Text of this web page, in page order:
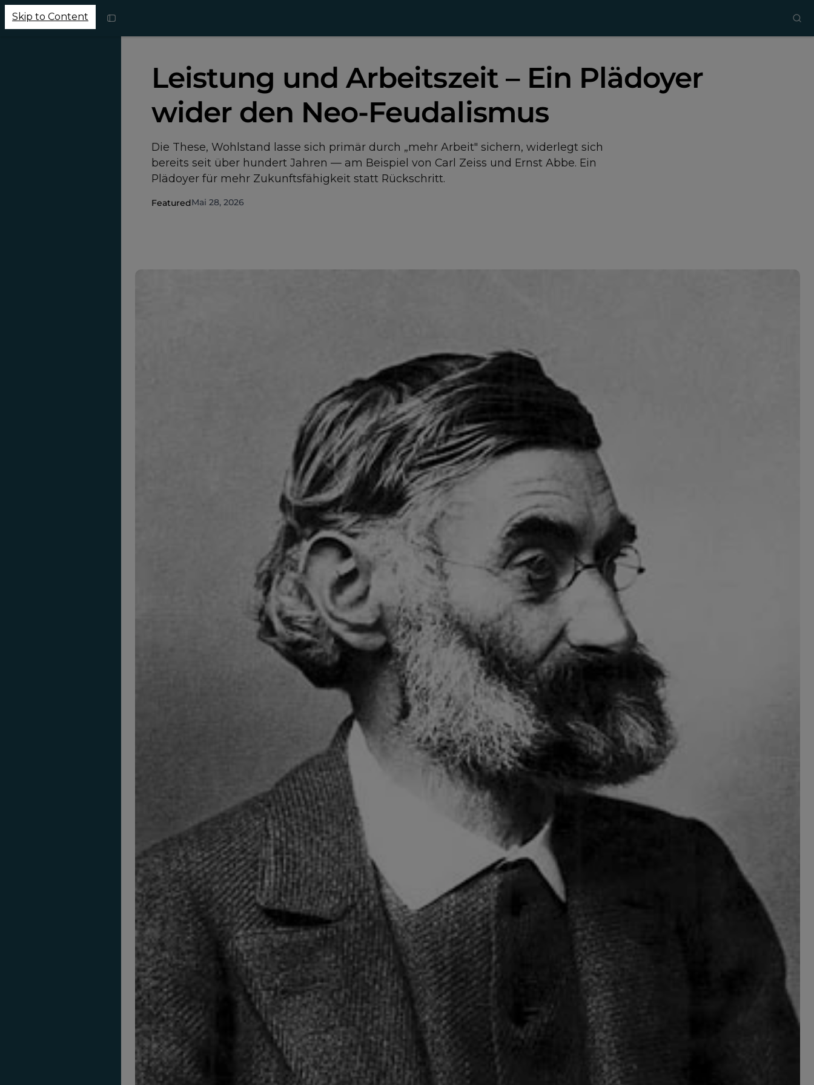
Skip to Content
Leistung und Arbeitszeit – Ein Plädoyer
wider den Neo-Feudalismus
Die These, Wohlstand lasse sich primär durch „mehr Arbeit" sichern, widerlegt sich
bereits seit über hundert Jahren — am Beispiel von Carl Zeiss und Ernst Abbe. Ein
Plädoyer für mehr Zukunftsfähigkeit statt Rückschritt.
FeaturedMai 28, 2026